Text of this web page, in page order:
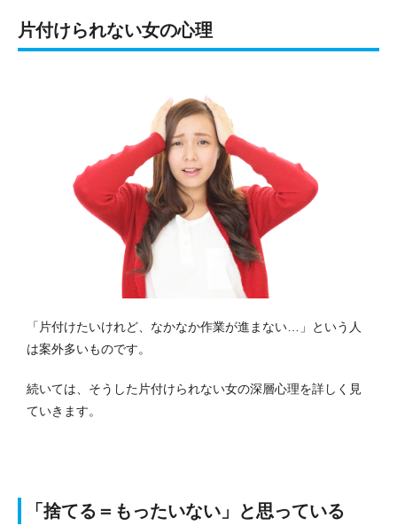
片付けられない女の心理
「片付けたいけれど、なかなか作業が進まない…」という人
は案外多いものです。
続いては、そうした片付けられない女の深層心理を詳しく見
ていきます。
「捨てる＝もったいない」と思っている